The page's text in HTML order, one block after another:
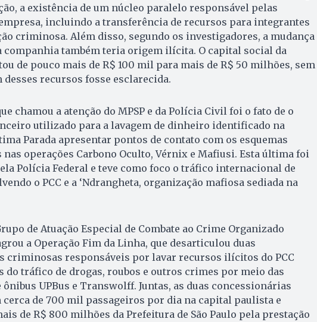
a existência de um núcleo paralelo responsável pelas
incluindo a transferência de recursos para integrantes
criminosa. Além disso, segundo os investigadores, a mudança
companhia também teria origem ilícita. O capital social da
de pouco mais de R$ 100 mil para mais de R$ 50 milhões, sem
desses recursos fosse esclarecida.
chamou a atenção do MPSP e da Polícia Civil foi o fato de o
utilizado para a lavagem de dinheiro identificado na
Parada apresentar pontos de contato com os esquemas
operações Carbono Oculto, Vérnix e Mafiusi. Esta última foi
Polícia Federal e teve como foco o tráfico internacional de
o PCC e a ‘Ndrangheta, organização mafiosa sediada na
de Atuação Especial de Combate ao Crime Organizado
a Operação Fim da Linha, que desarticulou duas
criminosas responsáveis por lavar recursos ilícitos do PCC
do tráfico de drogas, roubos e outros crimes por meio das
ônibus UPBus e Transwolff. Juntas, as duas concessionárias
de 700 mil passageiros por dia na capital paulista e
de R$ 800 milhões da Prefeitura de São Paulo pela prestação